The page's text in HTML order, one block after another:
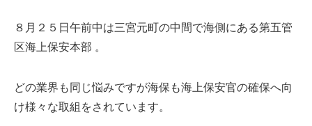
８月２５日午前中は三宮元町の中間で海側にある第五管
区海上保安本部 。
どの業界も同じ悩みですが海保も海上保安官の確保へ向
け様々な取組をされています。